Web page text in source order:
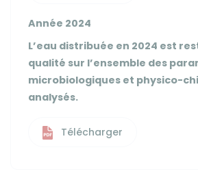
Année 2024
L’eau distribuée en 2024 est
qualité sur l’ensemble des
microbiologiques et physico-
analysés.
Télécharger